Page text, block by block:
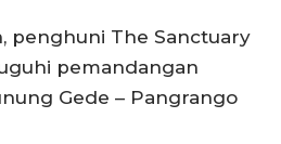
penghuni The Sanctuary
pemandangan
Gede – Pangrango